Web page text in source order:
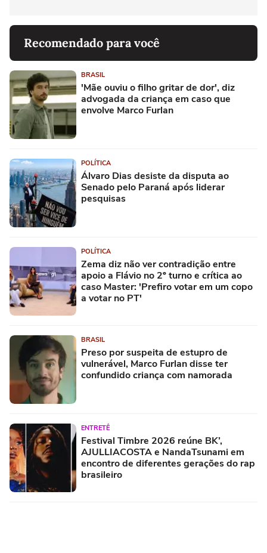
Recomendado para você
BRASIL
'Mãe ouviu o filho gritar de dor', diz
advogada da criança em caso que
envolve Marco Furlan
POLÍTICA
Álvaro Dias desiste da disputa ao
Senado pelo Paraná após liderar
pesquisas
POLÍTICA
Zema diz não ver contradição entre
apoio a Flávio no 2º turno e crítica ao
caso Master: 'Prefiro votar em um copo
a votar no PT'
BRASIL
Preso por suspeita de estupro de
vulnerável, Marco Furlan disse ter
confundido criança com namorada
ENTRETÊ
Festival Timbre 2026 reúne BK’,
AJULLIACOSTA e NandaTsunami em
encontro de diferentes gerações do rap
brasileiro